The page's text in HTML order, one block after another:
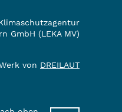
GmbH (LEKA MV)
von DREILAUT